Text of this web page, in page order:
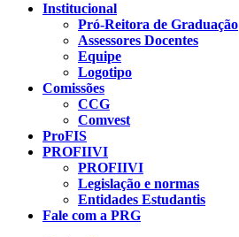
Institucional
Pró-Reitora de Graduação
Assessores Docentes
Equipe
Logotipo
Comissões
CCG
Comvest
ProFIS
PROFIIVI
PROFIIVI
Legislação e normas
Entidades Estudantis
Fale com a PRG